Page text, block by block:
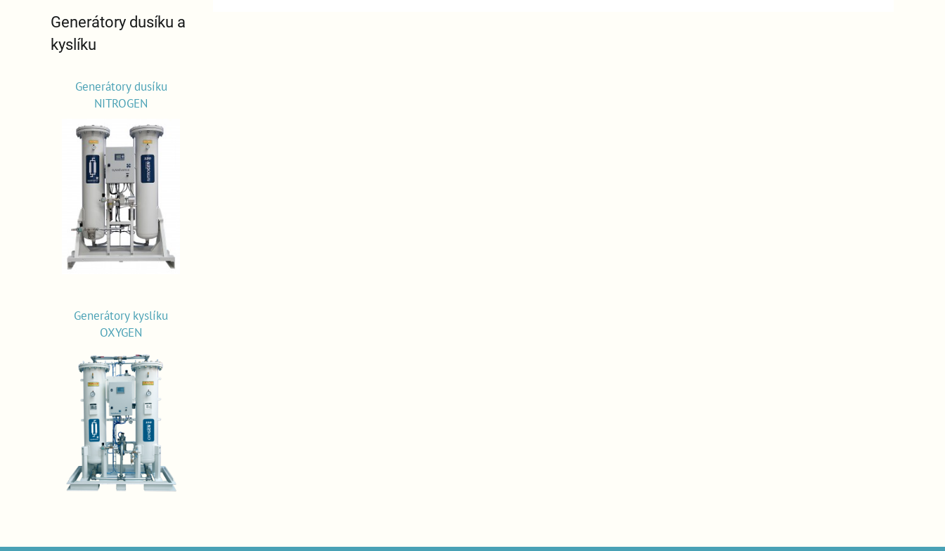
Generátory dusíku a
kyslíku
Generátory dusíku
NITROGEN
Generátory kyslíku
OXYGEN